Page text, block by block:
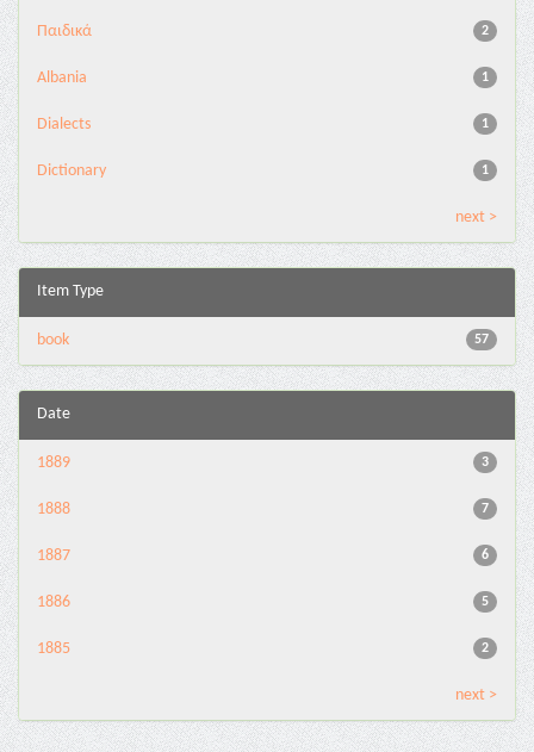
2
Παιδικά
1
Albania
1
Dialects
1
Dictionary
next >
Item Type
57
book
Date
3
1889
7
1888
6
1887
5
1886
2
1885
next >